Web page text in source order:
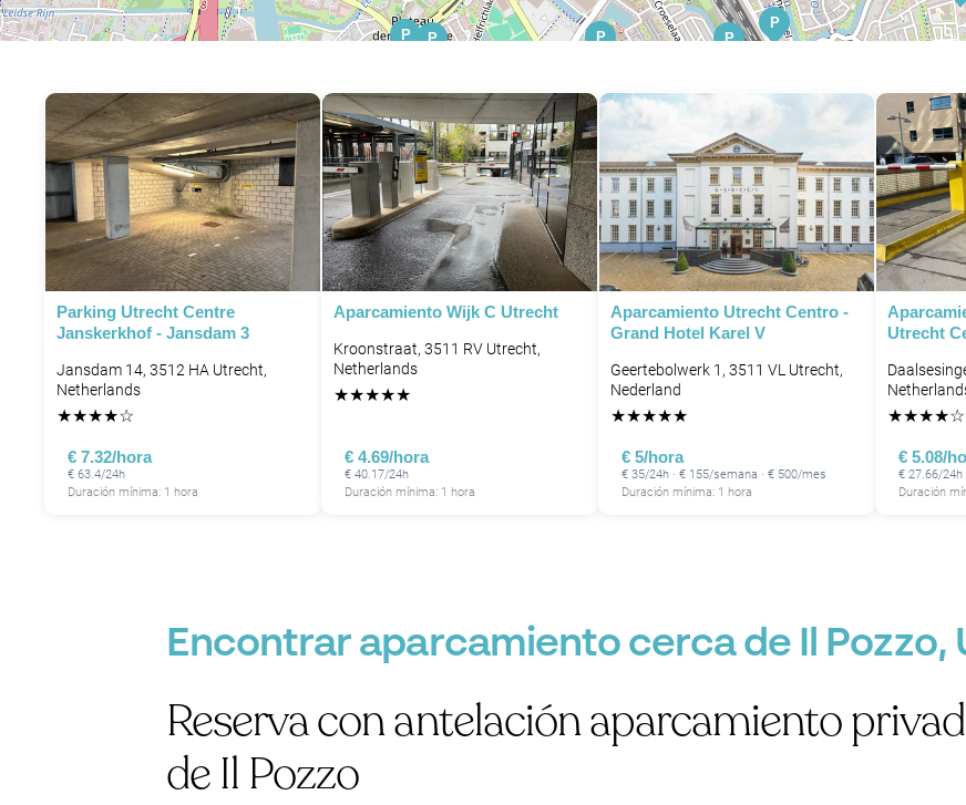
P
P
P
P
P
P
P
Parking Utrecht Centre
Janskerkhof - Jansdam 3
Jansdam 14, 3512 HA Utrecht,
Netherlands
★★★★☆
€ 7.32/hora
€ 63.4/24h
Duración mínima: 1 hora
Aparcamiento Wijk C Utrecht
Kroonstraat, 3511 RV Utrecht,
Netherlands
★★★★★
€ 4.69/hora
€ 40.17/24h
Duración mínima: 1 hora
Aparcamiento Utrecht Centro -
Grand Hotel Karel V
Geertebolwerk 1, 3511 VL Utrecht,
Nederland
★★★★★
€ 5/hora
€ 35/24h · € 155/semana · € 500/mes
Duración mínima: 1 hora
Utrecht
★★★★☆
€ 5.08/
€ 27.66/24h
Duración
Encontrar aparcamiento cerca de Il Pozzo,
Reserva con antelación aparcamiento
de Il Pozzo